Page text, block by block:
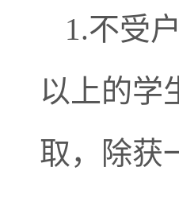
1.不受
以上的学
取，除获